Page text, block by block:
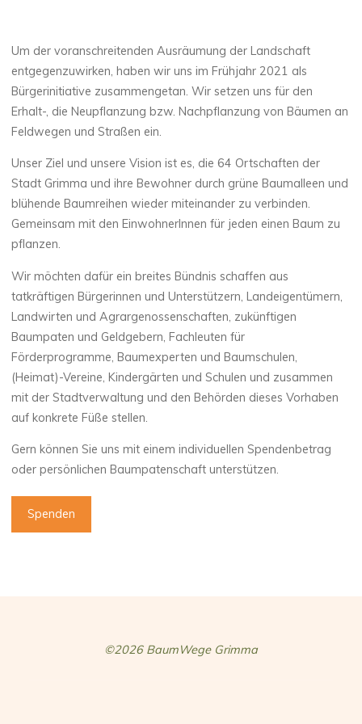
Um der voranschreitenden Ausräumung der Landschaft
entgegenzuwirken, haben wir uns im Frühjahr 2021 als
Bürgerinitiative zusammengetan. Wir setzen uns für den
Erhalt-, die Neupflanzung bzw. Nachpflanzung von Bäumen an
Feldwegen und Straßen ein.
Unser Ziel und unsere Vision ist es, die 64 Ortschaften der
Stadt Grimma und ihre Bewohner durch grüne Baumalleen und
blühende Baumreihen wieder miteinander zu verbinden.
Gemeinsam mit den EinwohnerInnen für jeden einen Baum zu
pflanzen.
Wir möchten dafür ein breites Bündnis schaffen aus
tatkräftigen Bürgerinnen und Unterstützern, Landeigentümern,
Landwirten und Agrargenossenschaften, zukünftigen
Baumpaten und Geldgebern, Fachleuten für
Förderprogramme, Baumexperten und Baumschulen,
(Heimat)-Vereine, Kindergärten und Schulen und zusammen
mit der Stadtverwaltung und den Behörden dieses Vorhaben
auf konkrete Füße stellen.
Gern können Sie uns mit einem individuellen Spendenbetrag
oder persönlichen Baumpatenschaft unterstützen.
Spenden
©2026 BaumWege Grimma